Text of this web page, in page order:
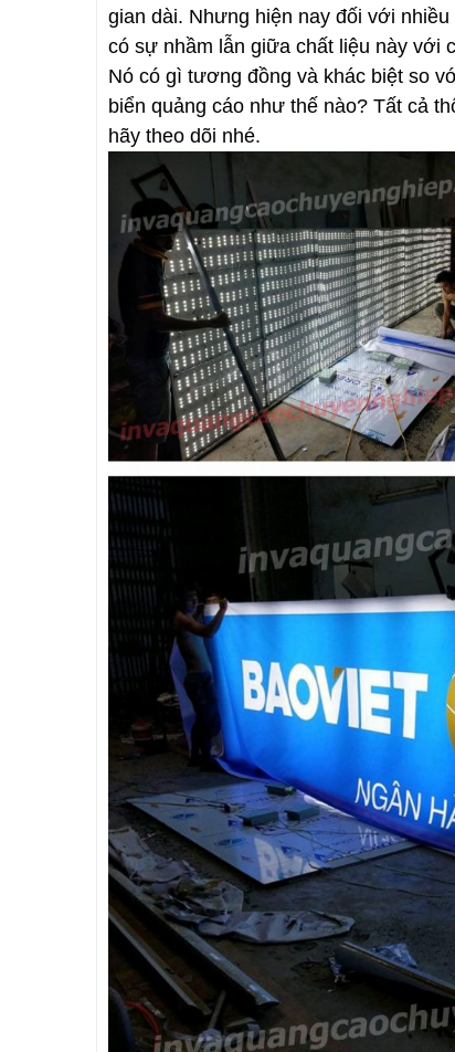
gian dài. Nhưng hiện nay đối với
có sự nhầm lẫn giữa chất liệu này với
Nó có gì tương đồng và khác biệt so
biển quảng cáo như thế nào? Tất cả
hãy theo dõi nhé.